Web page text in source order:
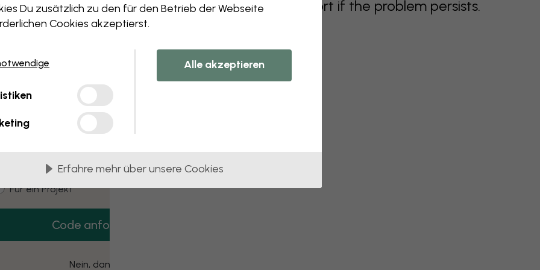
this component. Please contact customer support if the problem persists.
3 kostenlose Muster
dir 3 Tapetenmuster gratis nach Hause.
type
Für mich
Für ein Projekt
Code anfordern
Nein, danke
Du zusätzlich zu den für den Betrieb der Webseite
Cookies akzeptierst.
Alle akzeptieren
Erfahre mehr über unsere Cookies